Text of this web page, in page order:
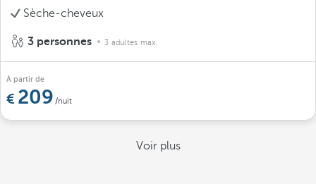
Sèche-cheveux
3 personnes 3 adultes max.
À partir de
209 /nuit
Voir plus